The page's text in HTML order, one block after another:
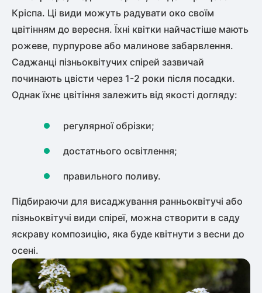
Кріспа. Ці види можуть радувати око своїм
цвітінням до вересня. Їхні квітки найчастіше мають
рожеве, пурпурове або малинове забарвлення.
Саджанці пізньоквітучих спірей зазвичай
починають цвісти через 1-2 роки після посадки.
Однак їхнє цвітіння залежить від якості догляду:
регулярної обрізки;
достатнього освітлення;
правильного поливу.
Підбираючи для висаджування ранньоквітучі або
пізньоквітучі види спіреї, можна створити в саду
яскраву композицію, яка буде квітнути з весни до
осені.